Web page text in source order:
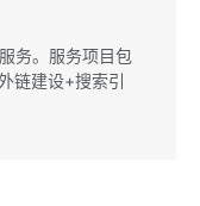
务。服务项目包
链建设+搜索引